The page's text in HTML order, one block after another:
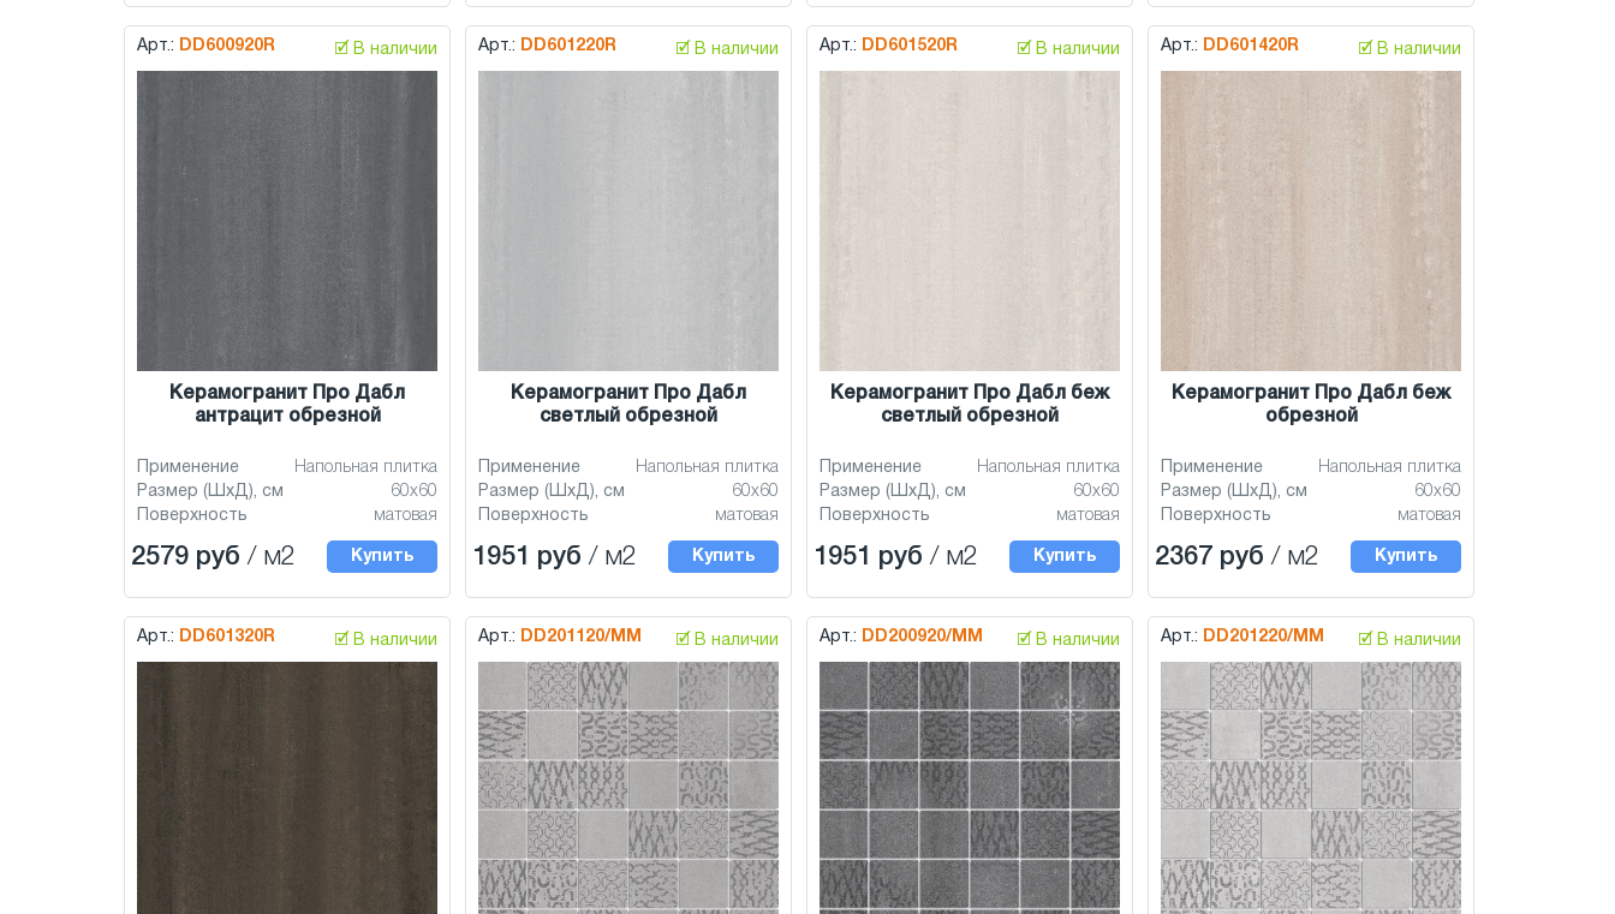
Арт.: DD600920R 🗹 В наличии
Керамогранит Про Дабл
антрацит обрезной
Применение
Напольная плитка
Размер (ШхД), см
60x60
Поверхность
матовая
2579 руб / м2 Купить
Арт.: DD601220R 🗹 В наличии
Керамогранит Про Дабл
светлый обрезной
Применение
Напольная плитка
Размер (ШхД), см
60x60
Поверхность
матовая
1951 руб / м2 Купить
Арт.: DD601520R 🗹 В наличии
Керамогранит Про Дабл беж
светлый обрезной
Применение
Напольная плитка
Размер (ШхД), см
60x60
Поверхность
матовая
1951 руб / м2 Купить
Арт.: DD601420R 🗹 В наличии
Керамогранит Про Дабл беж
обрезной
Применение
Напольная плитка
Размер (ШхД), см
60x60
Поверхность
матовая
2367 руб / м2 Купить
Арт.: DD601320R 🗹 В наличии Арт.: DD201120/MM 🗹 В наличии Арт.: DD200920/MM 🗹 В наличии Арт.: DD201220/MM 🗹 В наличии